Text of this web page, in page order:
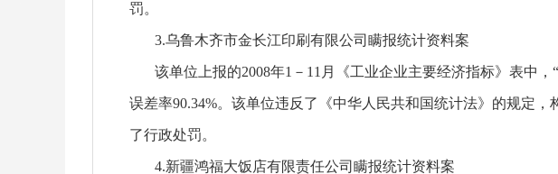
罚。
3.乌鲁木齐市金长江印刷有限公司瞒报统计资料案
该单位上报的2008年1－11月《工业企业主要经济指标》表中，
误差率90.34%。该单位违反了《中华人民共和国统计法》的规定
了行政处罚。
4.新疆鸿福大饭店有限责任公司瞒报统计资料案